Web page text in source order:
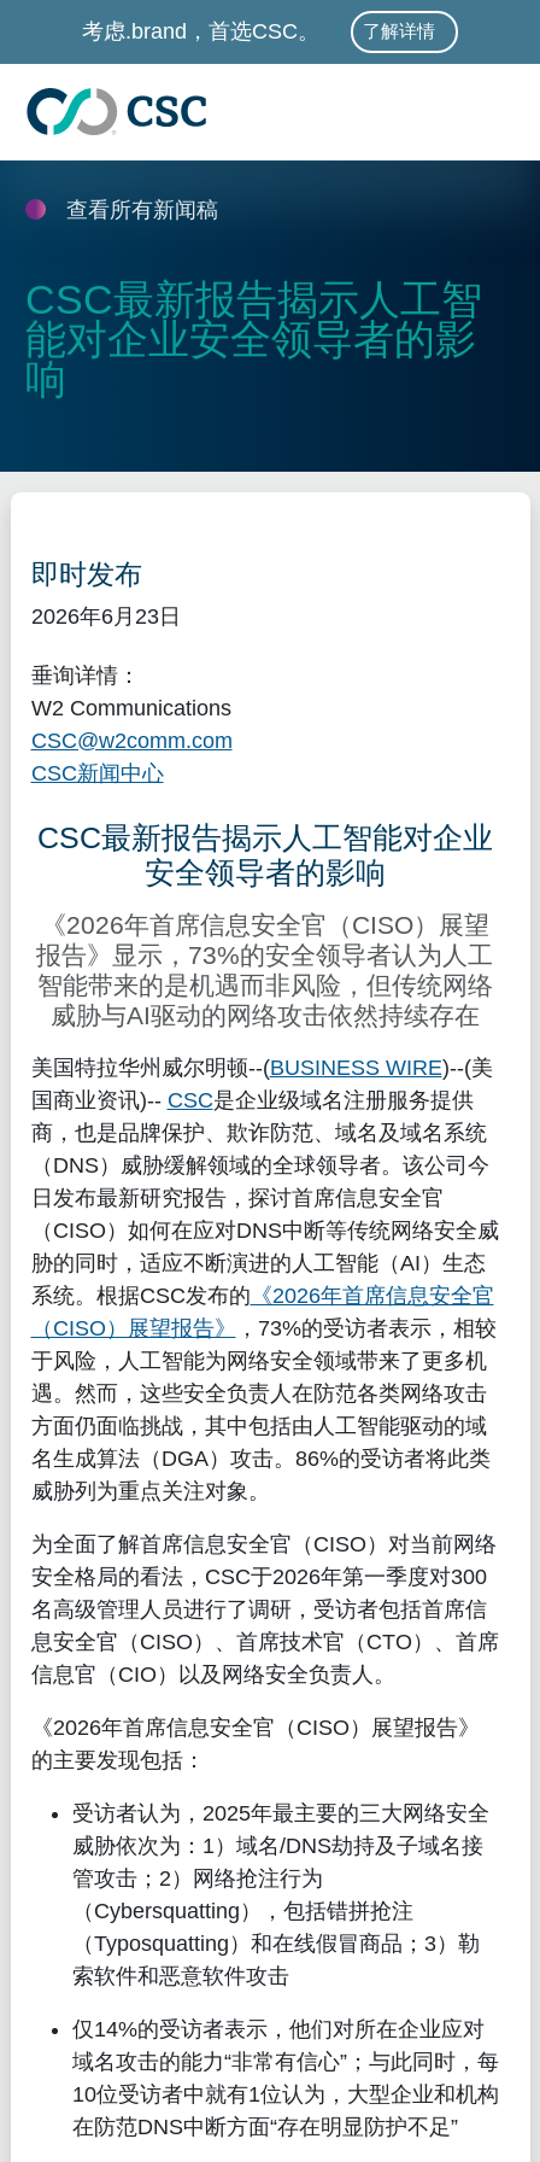
跳至主要内容
考虑.brand，首选CSC。 了解详情
查看所有新闻稿
CSC最新报告揭示人工智
能对企业安全领导者的影
响
即时发布
2026年6月23日
垂询详情：
W2 Communications
CSC@w2comm.com
CSC新闻中心
CSC最新报告揭示人工智能对企业
安全领导者的影响
《2026年首席信息安全官（CISO）展望
报告》显示，73%的安全领导者认为人工
智能带来的是机遇而非风险，但传统网络
威胁与AI驱动的网络攻击依然持续存在
美国特拉华州威尔明顿--(BUSINESS WIRE)--(美
国商业资讯)-- CSC是企业级域名注册服务提供
商，也是品牌保护、欺诈防范、域名及域名系统
（DNS）威胁缓解领域的全球领导者。该公司今
日发布最新研究报告，探讨首席信息安全官
（CISO）如何在应对DNS中断等传统网络安全威
胁的同时，适应不断演进的人工智能（AI）生态
系统。根据CSC发布的 《2026年首席信息安全官
（CISO）展望报告》
，73%的受访者表示，相较
于风险，人工智能为网络安全领域带来了更多机
遇。然而，这些安全负责人在防范各类网络攻击
方面仍面临挑战，其中包括由人工智能驱动的域
名生成算法（DGA）攻击。86%的受访者将此类
威胁列为重点关注对象。
为全面了解首席信息安全官（CISO）对当前网络
安全格局的看法，CSC于2026年第一季度对300
名高级管理人员进行了调研，受访者包括首席信
息安全官（CISO）、首席技术官（CTO）、首席
信息官（CIO）以及网络安全负责人。
《2026年首席信息安全官（CISO）展望报告》
的主要发现包括：
受访者认为，2025年最主要的三大网络安全
威胁依次为：1）域名/DNS劫持及子域名接
管攻击；2）网络抢注行为
（Cybersquatting），包括错拼抢注
（Typosquatting）和在线假冒商品；3）勒
索软件和恶意软件攻击
仅14%的受访者表示，他们对所在企业应对
域名攻击的能力“非常有信心”；与此同时，每
10位受访者中就有1位认为，大型企业和机构
在防范DNS中断方面“存在明显防护不足”